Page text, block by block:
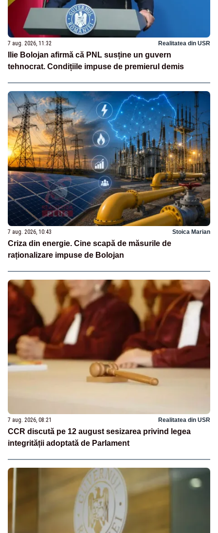
7 aug. 2026, 11:32 Realitatea din USR
Ilie Bolojan afirmă că PNL susține un guvern
tehnocrat. Condițiile impuse de premierul demis
7 aug. 2026, 10:43 Stoica Marian
Criza din energie. Cine scapă de măsurile de
raționalizare impuse de Bolojan
7 aug. 2026, 08:21 Realitatea din USR
CCR discută pe 12 august sesizarea privind legea
integrității adoptată de Parlament